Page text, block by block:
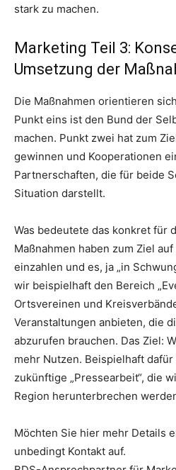
stark zu machen.
Marketing Teil 3:
Umsetzung der
Die Maßnahmen orientieren
Punkt eins ist den Bund der
machen. Punkt zwei hat zum
gewinnen und Kooperationen
Partnerschaften, die für beide
Situation darstellt.
Was bedeutete das konkret für
Maßnahmen haben zum Ziel
einzahlen und es, ja „in
wir beispielhaft den Bereich
Ortsvereinen und
Veranstaltungen anbieten, die
abzurufen brauchen. Das Ziel:
mehr Nutzen. Beispielhaft
zukünftige „Pressearbeit“, die
Region herunterbrechen
Möchten Sie hier mehr Details
unbedingt Kontakt auf.